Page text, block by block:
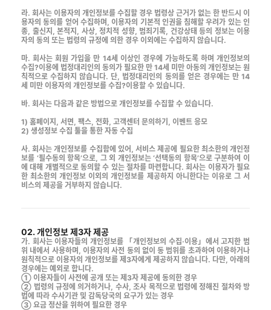
라. 회사는 이용자의 개인정보를 수집할 경우 법령상 근거가 없는 한 반드시 이
용자의 동의를 얻어 수집하며, 이용자의 기본적 인권을 침해할 우려가 있는 인
종, 출신지, 본적지, 사상, 정치적 성향, 범죄기록, 건강상태 등의 정보는 이용
자의 동의 또는 법령의 규정에 의한 경우 이외에는 수집하지 않습니다.
마. 회사는 회원 가입을 만 14세 이상인 경우에 가능하도록 하며 개인정보의
수집?이용에 법정대리인의 동의가 필요한 만 14세 미만 아동의 개인정보는 원
칙적으로 수집하지 않습니다. 단, 법정대리인의 동의를 얻은 경우에는 만 14
세 미만 이용자의 개인정보를 수집?이용할 수 있습니다.
바. 회사는 다음과 같은 방법으로 개인정보를 수집할 수 있습니다.
1) 홈페이지, 서면, 팩스, 전화, 고객센터 문의하기, 이벤트 응모
2) 생성정보 수집 툴을 통한 자동 수집
사. 회사는 개인정보를 수집함에 있어, 서비스 제공에 필요한 최소한의 개인정
보를 ‘필수동의 항목’으로, 그 외 개인정보는 ‘선택동의 항목’으로 구분하여 이
에 대해 개별적으로 동의할 수 있는 절차를 마련합니다. 회사는 이용자가 필요
한 최소한의 개인정보 이외의 개인정보를 제공하지 아니한다는 이유로 그 서
비스의 제공을 거부하지 않습니다.
02. 개인정보 제3자 제공
가. 회사는 이용자들의 개인정보를 「개인정보의 수집·이용」에서 고지한 범
위 내에서 사용하며, 이용자의 사전 동의 없이 동 범위를 초과하여 이용하거나
원칙적으로 이용자의 개인정보를 제3자에게 제공하지 않습니다. 다만, 아래의
경우에는 예외로 합니다.
① 이용자들이 사전에 공개 또는 제3자 제공에 동의한 경우
② 법령의 규정에 의거하거나, 수사, 조사 목적으로 법령에 정해진 절차와 방
법에 따라 수사기관 및 감독당국의 요구가 있는 경우
③ 요금 정산을 위하여 필요한 경우